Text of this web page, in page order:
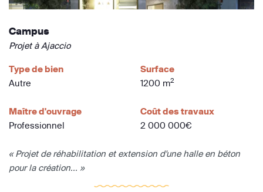
Campus
Projet à Ajaccio
Type de bien
Autre
Surface
1200 m2
Maître d'ouvrage
Professionnel
Coût des travaux
2 000 000€
« Projet de réhabilitation et extension d'une halle en béton
pour la création... »